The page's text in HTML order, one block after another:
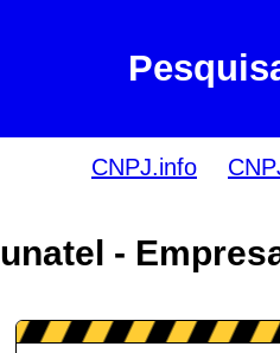
CNPJ.info
unatel -